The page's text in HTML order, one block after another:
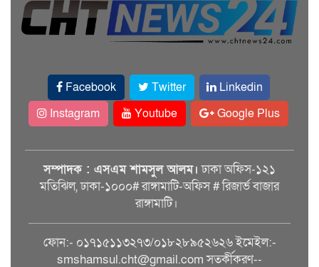
Facebook Twitter
Linkedin
Instagram
Youtube Google Plus
সম্পাদক : এসএম শামসুল আলম। ঢাকা অফিস-১২১
মতিঝিল, ঢাকা-১০০০# রাঙ্গামাটি-অফিস # রিজার্ভ বাজার
রাঙ্গামাটি।
ফোন:- ০১৭১৫১১৩২৭৩/০১৮২৮৯৫২৬২৬ ইমেইল:-
smshamsul.cht@gmail.com সতর্কীকরণ--